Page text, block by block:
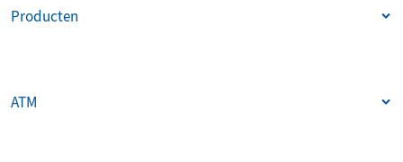
Producten
ATM